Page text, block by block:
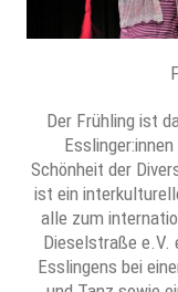
Der Frühling ist
Schönheit der
ist ein
alle zum
Dieselstraße
Esslingens bei